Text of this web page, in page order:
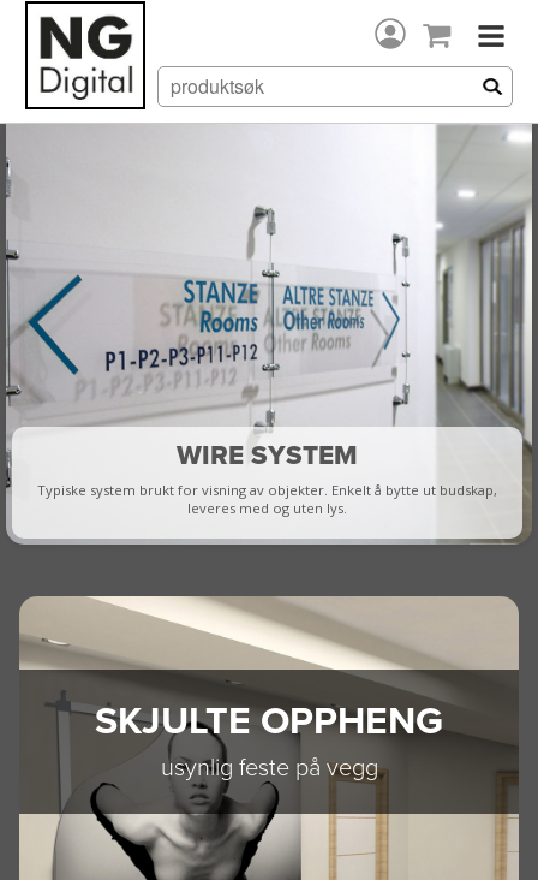
WIRE SYSTEM
Typiske system brukt for visning av objekter. Enkelt å bytte ut budskap,
leveres med og uten lys.
SKJULTE OPPHENG
usynlig feste på vegg